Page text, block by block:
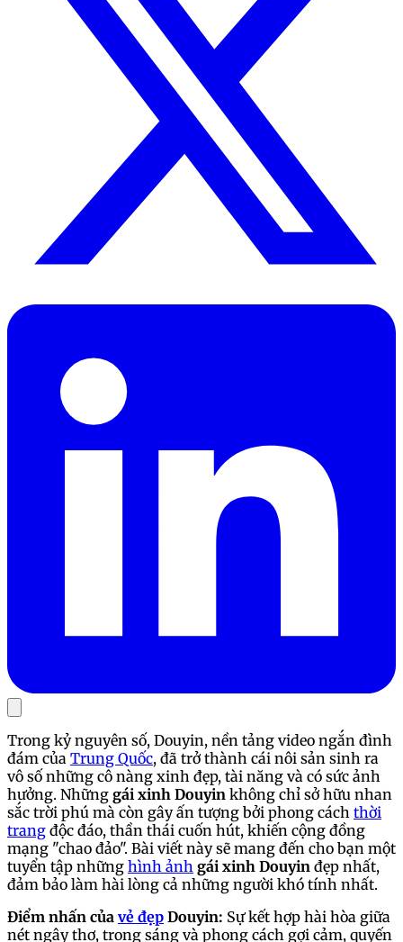
Trong kỷ nguyên số, Douyin, nền tảng video ngắn đình
đám của Trung Quốc, đã trở thành cái nôi sản sinh ra
vô số những cô nàng xinh đẹp, tài năng và có sức ảnh
hưởng. Những gái xinh Douyin không chỉ sở hữu nhan
sắc trời phú mà còn gây ấn tượng bởi phong cách thời
trang độc đáo, thần thái cuốn hút, khiến cộng đồng
mạng "chao đảo". Bài viết này sẽ mang đến cho bạn một
tuyển tập những hình ảnh gái xinh Douyin đẹp nhất,
đảm bảo làm hài lòng cả những người khó tính nhất.
Điểm nhấn của vẻ đẹp Douyin: Sự kết hợp hài hòa giữa
nét ngây thơ, trong sáng và phong cách gợi cảm, quyến